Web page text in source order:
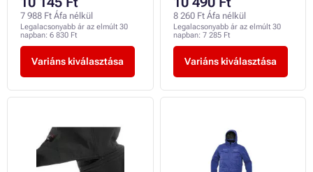
7 988 Ft Áfa nélkül
Legalacsonyabb ár az elmúlt 30
napban: 6 830 Ft
Variáns kiválasztása
8 260 Ft Áfa nélkül
Legalacsonyabb ár az elmúlt 30
napban: 7 285 Ft
Variáns kiválasztása